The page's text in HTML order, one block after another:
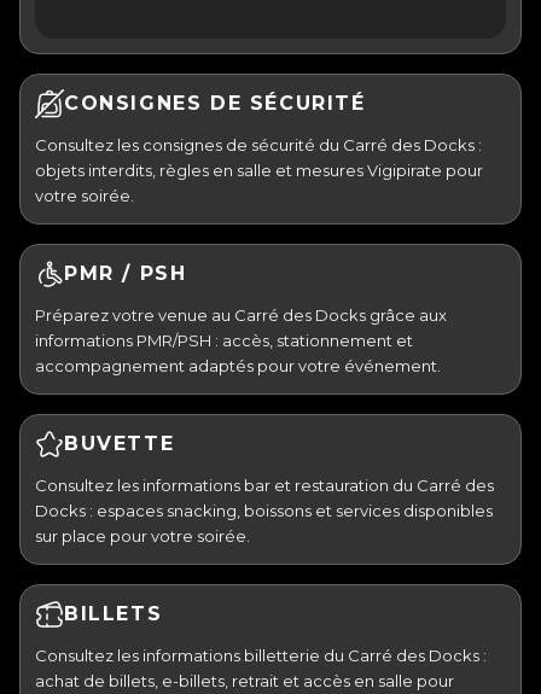
CONSIGNES DE SÉCURITÉ
Consultez les consignes de sécurité du Carré des Docks :
objets interdits, règles en salle et mesures Vigipirate pour
votre soirée.
PMR / PSH
Préparez votre venue au Carré des Docks grâce aux
informations PMR/PSH : accès, stationnement et
accompagnement adaptés pour votre événement.
BUVETTE
Consultez les informations bar et restauration du Carré des
Docks : espaces snacking, boissons et services disponibles
sur place pour votre soirée.
BILLETS
Consultez les informations billetterie du Carré des Docks :
achat de billets, e-billets, retrait et accès en salle pour